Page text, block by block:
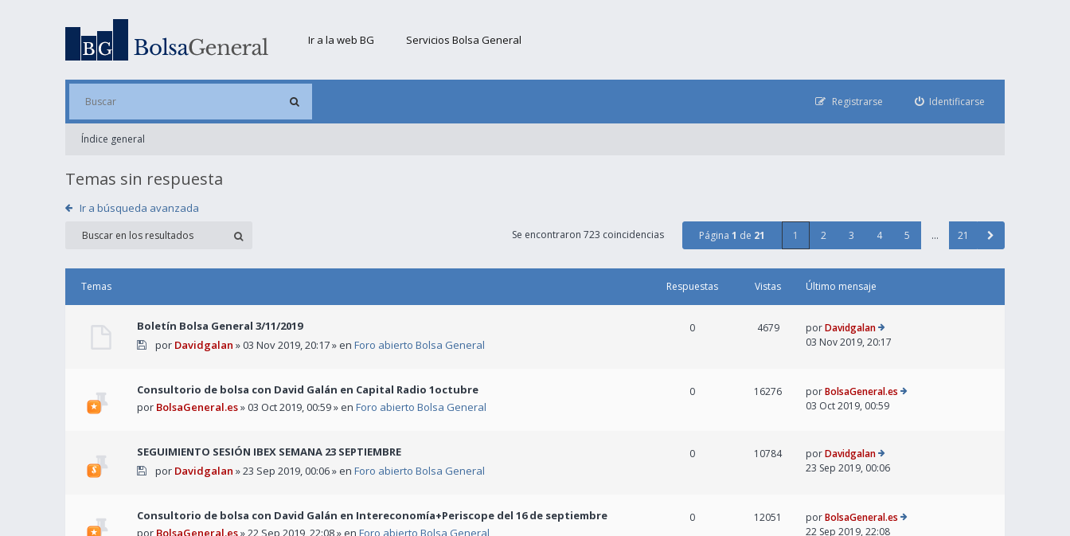
Ir a la web BG Servicios Bolsa General
Identificarse
Registrarse
Índice general
Temas sin respuesta
Ir a búsqueda avanzada
Se encontraron 723 coincidencias Página 1 de 21 1 2 3 4 5 … 21
Temas Respuestas Vistas Último mensaje
Boletín Bolsa General 3/11/2019
por Davidgalan » 03 Nov 2019, 20:17 » en Foro abierto Bolsa General
0 4679 porDavidgalan
03 Nov 2019, 20:17
Consultorio de bolsa con David Galán en Capital Radio 1octubre
por BolsaGeneral.es» 03 Oct 2019, 00:59 » en Foro abierto Bolsa General
0 16276 porBolsaGeneral.es
03 Oct 2019, 00:59
SEGUIMIENTO SESIÓN IBEX SEMANA 23 SEPTIEMBRE
por Davidgalan » 23 Sep 2019, 00:06 » en Foro abierto Bolsa General
0 10784 porDavidgalan
23 Sep 2019, 00:06
Consultorio de bolsa con David Galán en Intereconomía+Periscope del 16 de septiembre
por BolsaGeneral.es» 22 Sep 2019, 22:08 » en Foro abierto Bolsa General
0 12051 porBolsaGeneral.es
22 Sep 2019, 22:08